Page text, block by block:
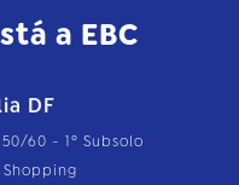
a EBC
DF
60 - 1º Subsolo